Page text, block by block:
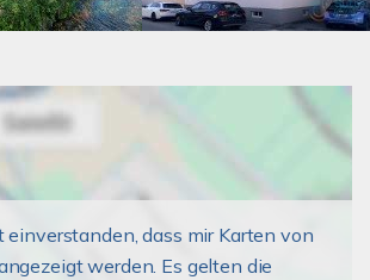
einverstanden, dass mir Karten von
werden. Es gelten die